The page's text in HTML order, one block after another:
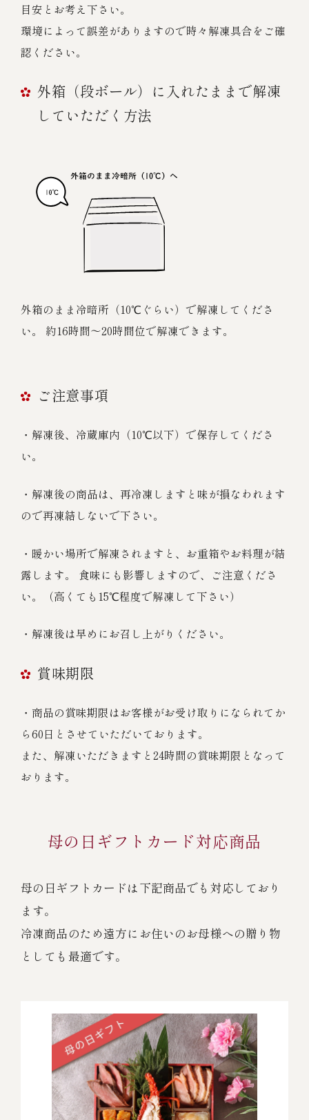
目安とお考え下さい。
環境によって誤差がありますので時々解凍具合をご確
認ください。
外箱（段ボール）に入れたままで解凍
していただく方法
外箱のまま冷暗所（10℃ぐらい）で解凍してくださ
い。 約16時間～20時間位で解凍できます。
ご注意事項
・解凍後、冷蔵庫内（10℃以下）で保存してくださ
い。
・解凍後の商品は、再冷凍しますと味が損なわれます
ので再凍結しないで下さい。
・暖かい場所で解凍されますと、お重箱やお料理が結
露します。 食味にも影響しますので、ご注意くださ
い。（高くても15℃程度で解凍して下さい）
・解凍後は早めにお召し上がりください。
賞味期限
・商品の賞味期限はお客様がお受け取りになられてか
ら60日とさせていただいております。
また、解凍いただきますと24時間の賞味期限となって
おります。
母の日ギフトカード対応商品
母の日ギフトカードは下記商品でも対応しており
ます。
冷凍商品のため遠方にお住いのお母様への贈り物
としても最適です。